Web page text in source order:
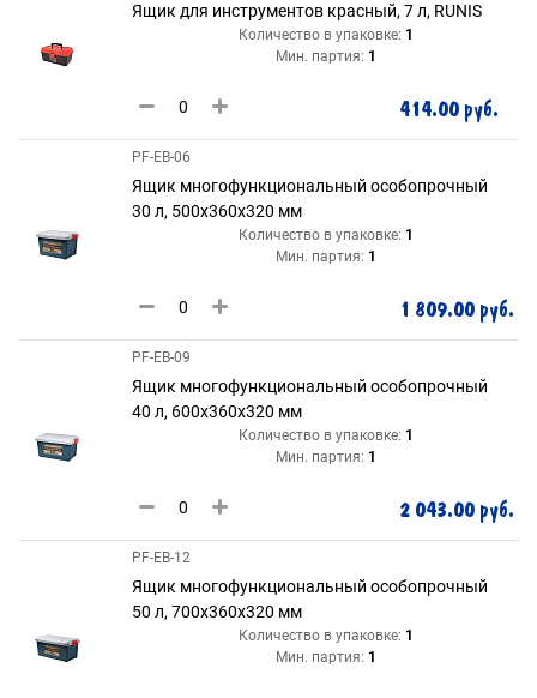
Ящик для инструментов красный, 7 л, RUNIS
Количество в упаковке: 1
Мин. партия: 1
414.00 руб.
PF-EB-06
Ящик многофункциональный особопрочный
30 л, 500х360х320 мм
Количество в упаковке: 1
Мин. партия: 1
1 809.00 руб.
PF-EB-09
Ящик многофункциональный особопрочный
40 л, 600х360х320 мм
Количество в упаковке: 1
Мин. партия: 1
2 043.00 руб.
PF-EB-12
Ящик многофункциональный особопрочный
50 л, 700х360х320 мм
Количество в упаковке: 1
Мин. партия: 1